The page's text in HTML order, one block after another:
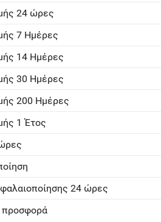
24 ώρες
7 Ημέρες
14 Ημέρες
30 Ημέρες
200 Ημέρες
1 Έτος
24 ώρες
προσφορά